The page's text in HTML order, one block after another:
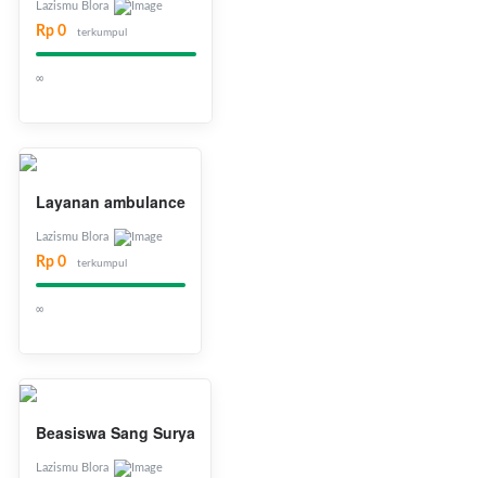
Lazismu Blora
Rp 0 terkumpul
∞
Layanan ambulance
Lazismu Blora
Rp 0 terkumpul
∞
Beasiswa Sang Surya
Lazismu Blora